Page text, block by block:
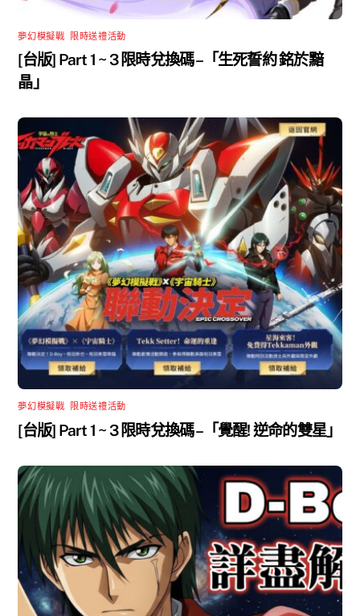
夢幻模擬戰 限時送禮活動
[台版] Part 1 ~ 3 限時兌換碼 –「生死誓約 銘於黯
晶」
夢幻模擬戰 限時送禮活動
[台版] Part 1 ~ 3 限時兌換碼 –「覺醒! 逆命的雙星」